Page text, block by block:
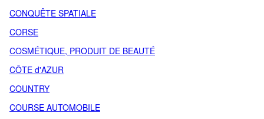
CONQUÊTE SPATIALE
CORSE
COSMÉTIQUE, PRODUIT DE BEAUTÉ
CÔTE d'AZUR
COUNTRY
COURSE AUTOMOBILE